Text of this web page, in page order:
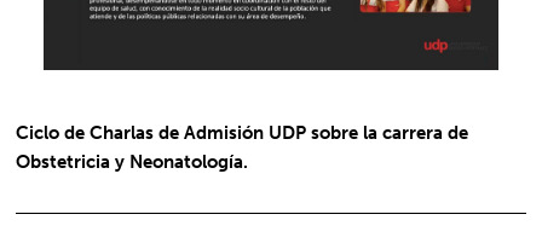
Ciclo de Charlas de Admisión UDP sobre la carrera de
Obstetricia y Neonatología.